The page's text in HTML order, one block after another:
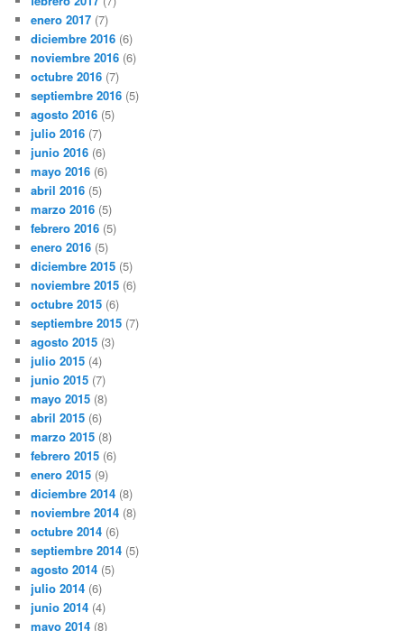
enero 2017 (7)
diciembre 2016 (6)
noviembre 2016 (6)
octubre 2016 (7)
septiembre 2016 (5)
agosto 2016 (5)
julio 2016 (7)
junio 2016 (6)
mayo 2016 (6)
abril 2016 (5)
marzo 2016 (5)
febrero 2016 (5)
enero 2016 (5)
diciembre 2015 (5)
noviembre 2015 (6)
octubre 2015 (6)
septiembre 2015 (7)
agosto 2015 (3)
julio 2015 (4)
junio 2015 (7)
mayo 2015 (8)
abril 2015 (6)
marzo 2015 (8)
febrero 2015 (6)
enero 2015 (9)
diciembre 2014 (8)
noviembre 2014 (8)
octubre 2014 (6)
septiembre 2014 (5)
agosto 2014 (5)
julio 2014 (6)
junio 2014 (4)
mayo 2014 (8)